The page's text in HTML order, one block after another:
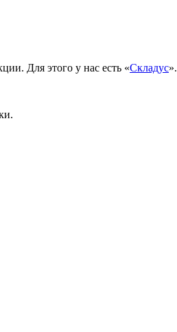
Для этого у нас есть «Складус».